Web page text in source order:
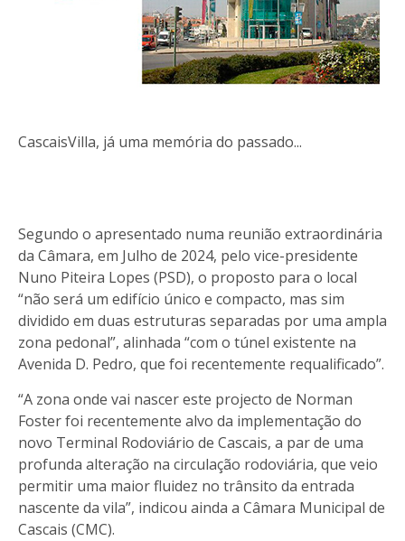
CascaisVilla, já uma memória do passado...
Segundo o apresentado numa reunião extraordinária
da Câmara, em Julho de 2024, pelo vice-presidente
Nuno Piteira Lopes (PSD), o proposto para o local
“não será um edifício único e compacto, mas sim
dividido em duas estruturas separadas por uma ampla
zona pedonal”, alinhada “com o túnel existente na
Avenida D. Pedro, que foi recentemente requalificado”.
“A zona onde vai nascer este projecto de Norman
Foster foi recentemente alvo da implementação do
novo Terminal Rodoviário de Cascais, a par de uma
profunda alteração na circulação rodoviária, que veio
permitir uma maior fluidez no trânsito da entrada
nascente da vila”, indicou ainda a Câmara Municipal de
Cascais (CMC).